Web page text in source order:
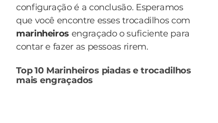
configuração é a conclusão. Esperamos
que você encontre esses trocadilhos com
marinheiros engraçado o suficiente para
contar e fazer as pessoas rirem.
Top 10 Marinheiros piadas e trocadilhos
mais engraçados